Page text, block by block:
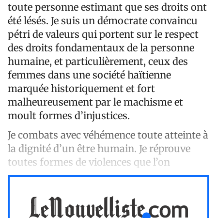
toute personne estimant que ses droits ont
été lésés. Je suis un démocrate convaincu
pétri de valeurs qui portent sur le respect
des droits fondamentaux de la personne
humaine, et particulièrement, ceux des
femmes dans une société haïtienne
marquée historiquement et fort
malheureusement par le machisme et
moult formes d’injustices.
Je combats avec véhémence toute atteinte à
la dignité d’un être humain. Je réprouve
toutes formes de violences que l’on